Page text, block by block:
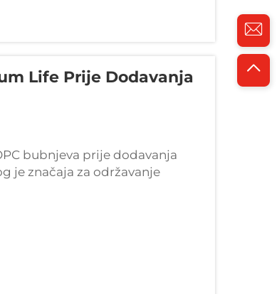
Life Prije Dodavanja
bubnjeva prije dodavanja
je značaja za održavanje
ili organski fotoprovodnik